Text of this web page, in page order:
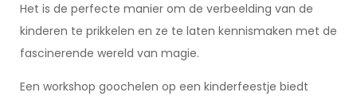
Het is de perfecte manier om de verbeelding van de
kinderen te prikkelen en ze te laten kennismaken met de
fascinerende wereld van magie.
Een workshop goochelen op een kinderfeestje biedt